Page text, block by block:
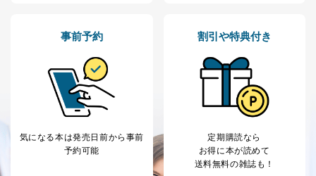
だ企業に、業務の一部として個人情報の取扱いを委
供先企業に個人情報を開示することがあります。
委託・提供先企業は具体的には以下のような企業です
が、これらに限りません。
委託先：カスタマーサポート支援会社 、クレジッ
トカード決済などの決済代行・料金回収会社、広
提供先：出版社、出版物発売元、卸売会社、販売
店など商品の供給者、梱包会社、配送会社、新聞
販売店などの梱包・配送・配達会社
事前予約
気になる本は発売日前から事前
予約可能
割引や特典付き
定期購読なら
お得に本が読めて
送料無料の雑誌も！